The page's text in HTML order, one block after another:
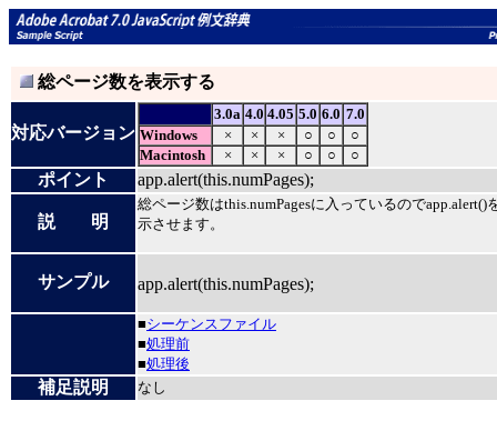
総ページ数を表示する
対応バージョン
3.0a 4.0 4.05 5.0 6.0 7.0
Windows
× × × ○ ○
○
Macintosh
× × × ○ ○ ○
ポイント app.alert(this.numPages);
説 明
総ページ数はthis.numPagesに入っているのでapp.alert()
示させます。
サンプル app.alert(this.numPages);
■シーケンスファイル
■処理前
■処理後
補足説明 なし